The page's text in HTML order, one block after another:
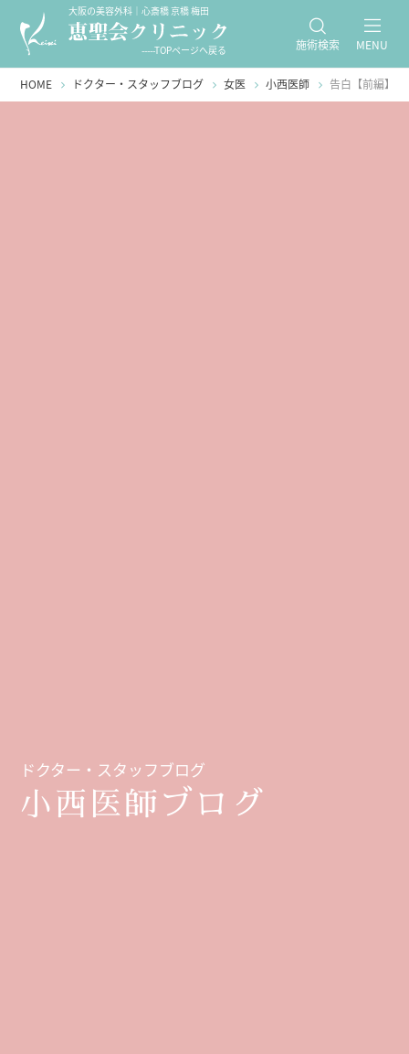
大阪の美容外科｜心斎橋 京橋 梅田
-----TOPページへ戻る 施術検索 MENU
HOME ドクター・スタッフブログ 女医 小西医師 告白【前編】
ドクター・スタッフブログ
小西医師ブログ